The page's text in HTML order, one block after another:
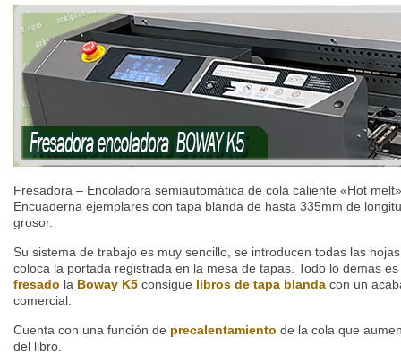
Fresadora – Encoladora semiautomática de cola caliente «Hot
Encuaderna ejemplares con tapa blanda de hasta 335mm de
grosor.
Su sistema de trabajo es muy sencillo, se introducen todas las
coloca la portada registrada en la mesa de tapas. Todo lo demás
fresado la Boway K5 consigue libros de tapa blanda con un
comercial.
Cuenta con una función de precalentamiento de la cola que
del libro.